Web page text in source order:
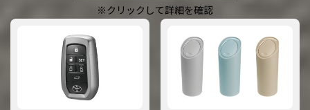
※クリックして詳細を確認